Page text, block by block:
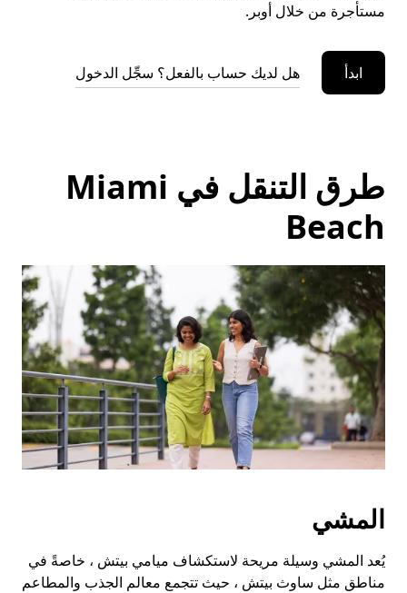
مستأجرة من خلال أوبر.
ابدأ هل لديك حساب بالفعل؟ سجِّل الدخول
طرق التنقل في Miami
Beach
المشي
يُعد المشي وسيلة مريحة لاستكشاف ميامي بيتش ، خاصةً في
مناطق مثل ساوث بيتش ، حيث تتجمع معالم الجذب والمطاعم